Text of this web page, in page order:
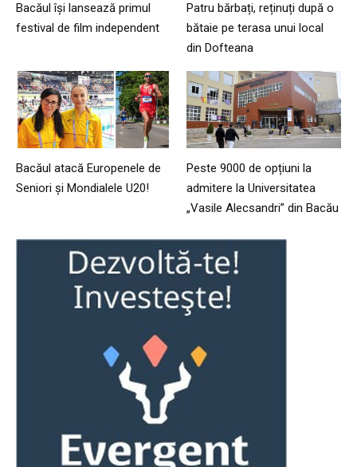
Bacăul își lansează primul
festival de film independent
Patru bărbați, reținuți după o
bătaie pe terasa unui local
din Dofteana
Bacăul atacă Europenele de
Seniori și Mondialele U20!
Peste 9000 de opțiuni la
admitere la Universitatea
„Vasile Alecsandri” din Bacău